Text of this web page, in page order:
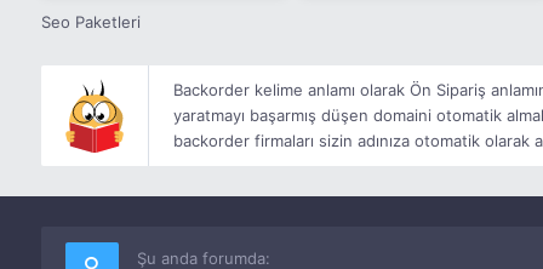
Seo Paketleri
Backorder kelime anlamı olarak Ön Sipariş
yaratmayı başarmış düşen domaini otomatik
backorder firmaları sizin adınıza otomatik olarak
Şu anda forumda: